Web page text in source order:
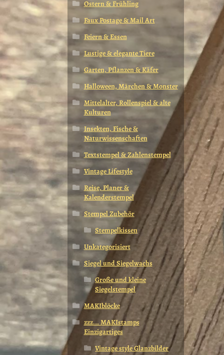
Ostern & Frühling
Faux Postage & Mail Art
Feiern & Essen
Lustige & elegante Tiere
Garten, Pflanzen & Käfer
Halloween, Märchen & Monster
Mittelalter, Rollenspiel & alte
Kulturen
Insekten, Fische &
Naturwissenschaften
Textstempel & Zahlenstempel
Vintage Lifestyle
Reise, Planer &
Kalenderstempel
Stempel Zubehör
Stempelkissen
Unkategorisiert
Siegel und Siegelwachs
Große und kleine
Siegelstempel
MAKIblöcke
zzz... MAKIstamps
Einzigartiges
Vintage style Glanzbilder